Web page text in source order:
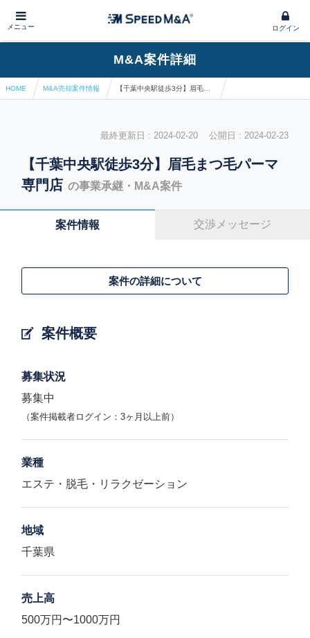
メニュー ログイン
M&A案件詳細
HOME M&A売却案件情報
最終更新日 : 2024-02-20 公開日 : 2024-02-23
【千葉中央駅徒歩3分】眉毛まつ毛パーマ
専門店 の事業承継・M&A案件
案件情報 交渉メッセージ
案件概要
案件の詳細について
募集状況
募集中
（案件掲載者ログイン：3ヶ月以上前）
業種
エステ・脱毛・リラクゼーション
地域
千葉県
売上高
500万円〜1000万円